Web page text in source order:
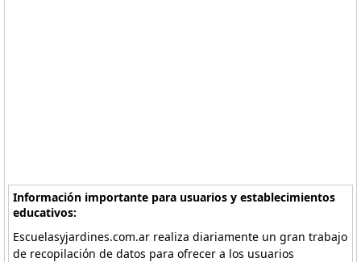
Información importante para usuarios y establecimientos
educativos:
Escuelasyjardines.com.ar realiza diariamente un gran trabajo
de recopilación de datos para ofrecer a los usuarios